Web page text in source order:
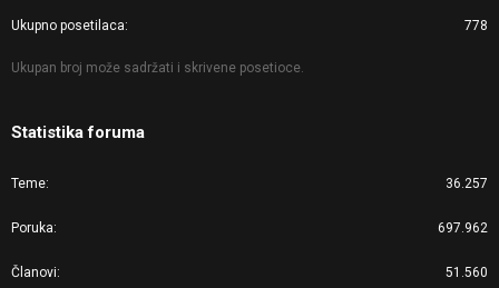
Ukupno posetilaca 778
Ukupan broj može sadržati i skrivene posetioce.
Statistika foruma
Teme 36.257
Poruka 697.962
Članovi 51.560